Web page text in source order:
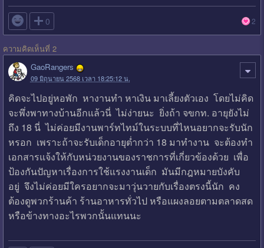
 0 2
ความคิดเห็นที่ 2
GaoRangers
09 มิถุนายน 2568 เวลา 18:25:12 น.
คิดจะไปอยู่หอพัก หางานทำ หาเงิน มาเลี้ยงตัวเอง โดยไม่คิด
จะพึ่งพาทางบ้านอีกแล้วนี่ ไม่ง่ายนะ ยิ่งถ้า จขกท. อายุยังไม่
ถึง 18 นี่ ไม่ค่อยมีงานพาร์ทไทม์ในระบบที่ไหนอยากจะรับนัก
หรอก เพราะถ้าจะรับเด็กอายุต่ำกว่า 18 มาทำงาน จะต้องทำ
เอกสารแจ้งให้กับหน่วยงานของราชการที่เกี่ยวข้องด้วย เพื่อ
ป้องกันปัญหาเรื่องการใช้แรงงานเด็ก มันมีกฎหมายบังคับ
อยู่ จึงไม่ค่อยมีใครอยากจะมาวุ่นวายกับเรื่องตรงนี้นัก คง
ต้องดูพวกร้านค้า ร้านอาหารทั่วไป หรือแผงลอยตามตลาดสด
หรือข้างทางอะไรพวกนั้นแทนนะ